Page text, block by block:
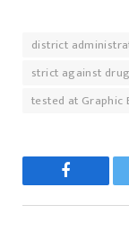
district
strict against
tested at Graphic
Facebook